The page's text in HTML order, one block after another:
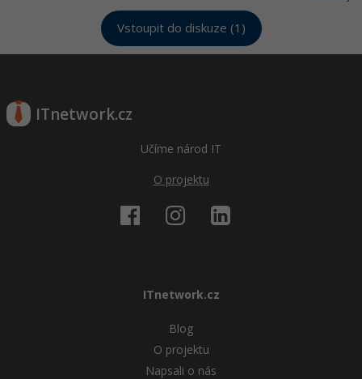
Vstoupit do diskuze (1)
ITnetwork.cz
Učíme národ IT
O projektu
ITnetwork.cz
Blog
O projektu
Napsali o nás